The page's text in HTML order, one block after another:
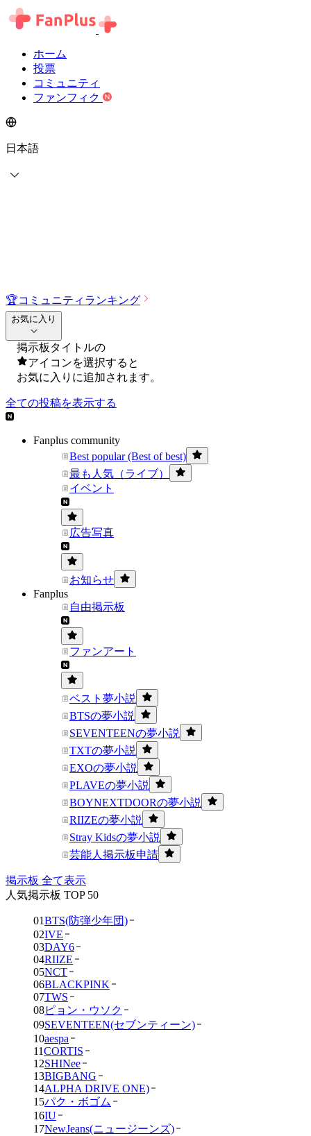
ホーム
投票
コミュニティ
ファンフィク
日本語
🏆コミュニティランキング
お気に入り
掲示板タイトルの
アイコンを選択すると
お気に入りに追加されます。
全ての投稿を表示する
Fanplus community
Best popular (Best of best)
最も人気（ライブ）
イベント
広告写真
お知らせ
Fanplus
自由掲示板
ファンアート
ベスト夢小説
BTSの夢小説
SEVENTEENの夢小説
TXTの夢小説
EXOの夢小説
PLAVEの夢小説
BOYNEXTDOORの夢小説
RIIZEの夢小説
Stray Kidsの夢小説
芸能人掲示板申請
掲示板 全て表示
人気掲示板 TOP 50
01BTS(防弾少年団)
02IVE
03DAY6
04RIIZE
05NCT
06BLACKPINK
07TWS
08ピョン・ウソク
09SEVENTEEN(セブンティーン)
10aespa
11CORTIS
12SHINee
13BIGBANG
14ALPHA DRIVE ONE)
15パク・ボゴム
16IU
17NewJeans(ニュージーンズ)